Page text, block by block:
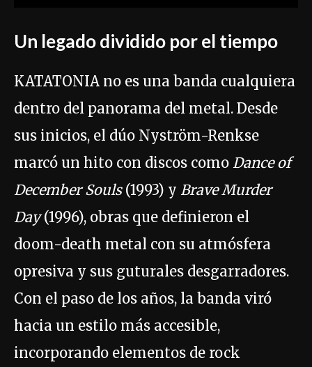
Un legado dividido por el tiempo
KATATONIA no es una banda cualquiera
dentro del panorama del metal. Desde
sus inicios, el dúo Nyström-Renkse
marcó un hito con discos como Dance of
December Souls(1993) y Brave Murder
Day(1996), obras que definieron el
doom-death metal con su atmósfera
opresiva y sus guturales desgarradores.
Con el paso de los años, la banda viró
hacia un estilo más accesible,
incorporando elementos de rock